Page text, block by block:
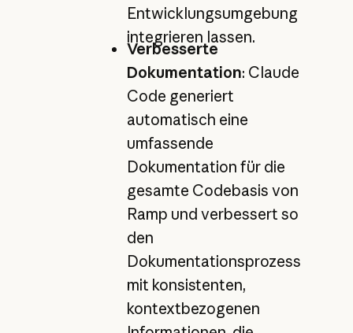
Entwicklungsumgebung
integrieren lassen.
Verbesserte
Dokumentation: Claude
Code generiert
automatisch eine
umfassende
Dokumentation für die
gesamte Codebasis von
Ramp und verbessert so
den
Dokumentationsprozess
mit konsistenten,
kontextbezogenen